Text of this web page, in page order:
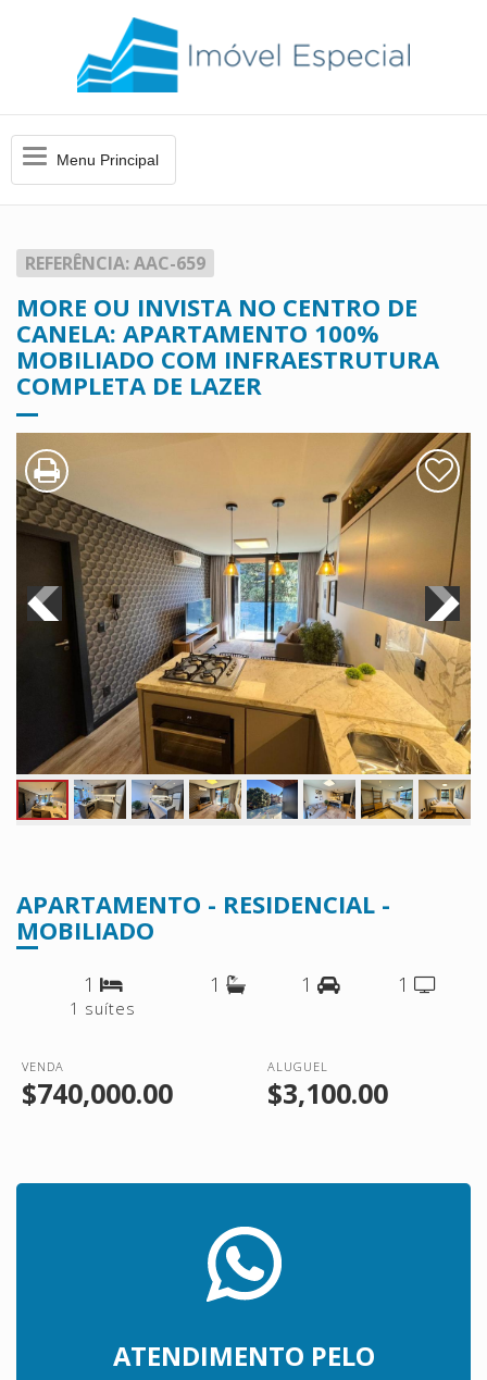
MenuMenu Principal
REFERÊNCIA: AAC-659
MORE OU INVISTA NO CENTRO DE
CANELA: APARTAMENTO 100%
MOBILIADO COM INFRAESTRUTURA
COMPLETA DE LAZER
APARTAMENTO - RESIDENCIAL -
MOBILIADO
1
1 suítes
1 1 1
VENDA
$740,000.00
ALUGUEL
$3,100.00
ATENDIMENTO PELO